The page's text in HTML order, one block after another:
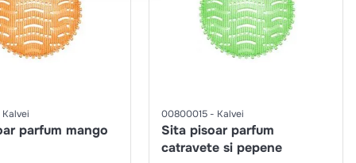
Kalvei
parfum mango
00800015 Kalvei
Sita pisoar parfum
catravete si pepene